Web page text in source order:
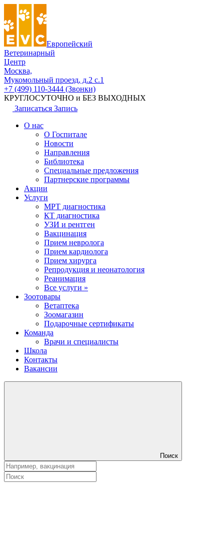
Европейский
Ветеринарный
Центр
Москва,
Мукомольный проезд, д.2 с.1
+7 (499) 110-3444 (Звонки)
КРУГЛОСУТОЧНО и БЕЗ ВЫХОДНЫХ
Записаться Запись
О нас
О Госпитале
Новости
Направления
Библиотека
Специальные предложения
Партнерские программы
Акции
Услуги
МРТ диагностика
КТ диагностика
УЗИ и рентген
Вакцинация
Прием невролога
Прием кардиолога
Прием хирурга
Репродукция и неонатология
Реанимация
Все услуги »
Зоотовары
Ветаптека
Зоомагазин
Подарочные сертификаты
Команда
Врачи и специалисты
Школа
Контакты
Вакансии
Поиск